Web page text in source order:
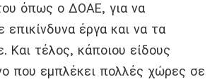
όπως ο ΔΟΑΕ, για να
επικίνδυνα έργα και να τα
Και τέλος, κάποιου είδους
που εμπλέκει πολλές χώρες σε